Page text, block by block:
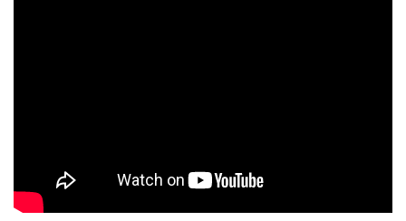
4.4/5 - (39 bình chọn)